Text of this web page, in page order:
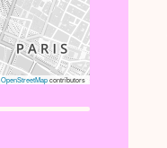
OpenStreetMapcontributors